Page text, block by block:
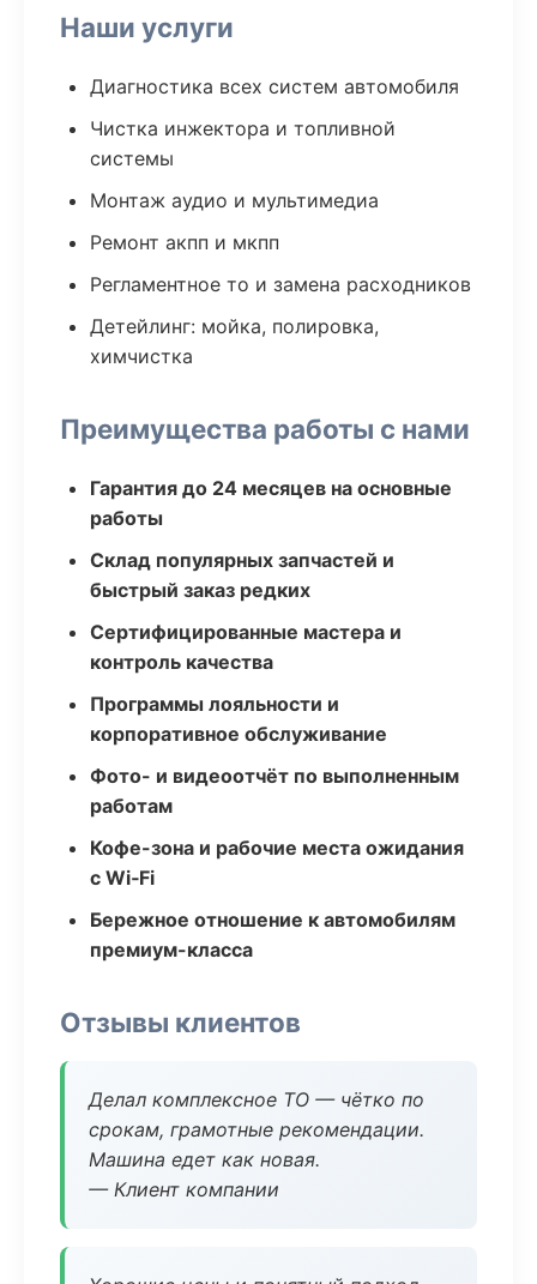
Наши услуги
Диагностика всех систем автомобиля
Чистка инжектора и топливной
системы
Монтаж аудио и мультимедиа
Ремонт акпп и мкпп
Регламентное то и замена расходников
Детейлинг: мойка, полировка,
химчистка
Преимущества работы с нами
Гарантия до 24 месяцев на основные
работы
Склад популярных запчастей и
быстрый заказ редких
Сертифицированные мастера и
контроль качества
Программы лояльности и
корпоративное обслуживание
Фото- и видеоотчёт по выполненным
работам
Кофе-зона и рабочие места ожидания
с Wi‑Fi
Бережное отношение к автомобилям
премиум-класса
Отзывы клиентов
Делал комплексное ТО — чётко по
срокам, грамотные рекомендации.
Машина едет как новая.
— Клиент компании